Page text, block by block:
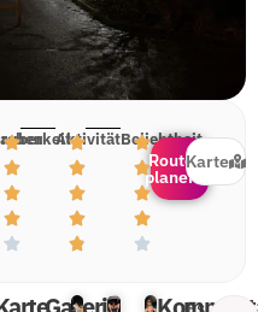
Es
AktivitätBeliebtheit
Route
planen
Karte